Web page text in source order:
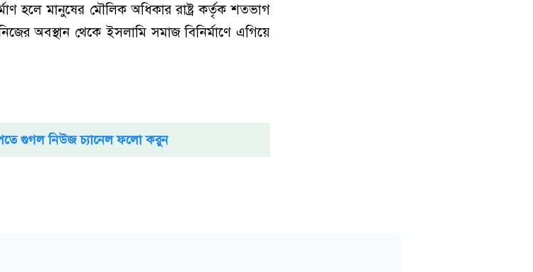
হলে মানুষের মৌলিক অধিকার রাষ্ট্র কর্তৃক শতভাগ
অবস্থান থেকে ইসলামি সমাজ বিনির্মাণে এগিয়ে
গুগল নিউজ চ্যানেল ফলো করুন